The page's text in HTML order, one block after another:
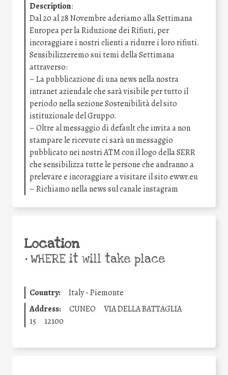
Description:
Dal 20 al 28 Novembre aderiamo alla Settimana
Europea per la Riduzione dei Rifiuti, per
incoraggiare i nostri clienti a ridurre i loro rifiuti.
Sensibilizzeremo sui temi della Settimana
attraverso:
– La pubblicazione di una news nella nostra
intranet aziendale che sarà visibile per tutto il
periodo nella sezione Sostenibilità del sito
istituzionale del Gruppo.
– Oltre al messaggio di default che invita a non
stampare le ricevute ci sarà un messaggio
pubblicato nei nostri ATM con il logo della SERR
che sensibilizza tutte le persone che andranno a
prelevare e incoraggiare a visitare il sito ewwr.eu
– Richiamo nella news sul canale instagram
Location
•WHERE it will take place
Country:
Italy - Piemonte
Address:
CUNEO
VIA DELLA BATTAGLIA
15
12100